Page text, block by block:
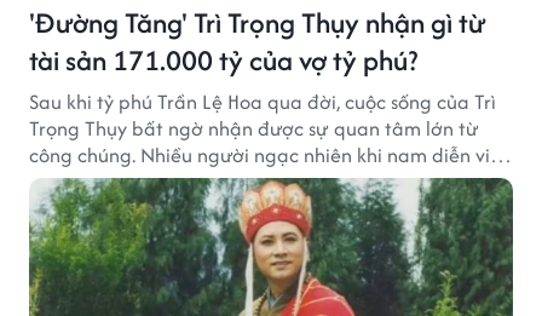
'Đường Tăng' Trì Trọng Thụy nhận gì từ
tài sản 171.000 tỷ của vợ tỷ phú?
Sau khi tỷ phú Trần Lệ Hoa qua đời, cuộc sống của Trì
Trọng Thụy bất ngờ nhận được sự quan tâm lớn từ
công chúng. Nhiều người ngạc nhiên khi nam diễn viên
nổi tiếng với vai Đường Tăng không xuất hiện trong
danh sách thừa kế khối tài sản hàng chục tỷ NDT.